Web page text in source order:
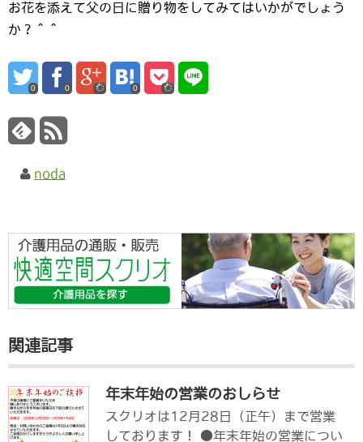
お花を添えて父の日に贈り物をしてみてはいかがでしょう
か？＾＾
0 0 0
noda
関連記事
年末年始の営業のおしらせ
スクリオは12月28日（正午）まで営業
しております！ ●年末年始の営業につい